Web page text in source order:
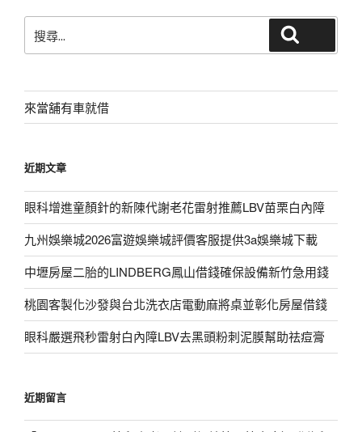
尋
字:
來當舖有車就借
近期文章
眼科增進童顏針的新陳代謝老花雷射推薦LBV苗栗白內障
九州娛樂城2026富遊娛樂城評價客服提供3a娛樂城下載
中壢房屋二胎的LINDBERG鳳山借錢確保設備新竹急用錢
桃園客製化沙發與台北洗衣店電動麻將桌並彰化房屋借錢
眼科嚴選飛秒雷射白內障LBV去黑頭粉刺泥膜幫助祛痘膏
近期留言